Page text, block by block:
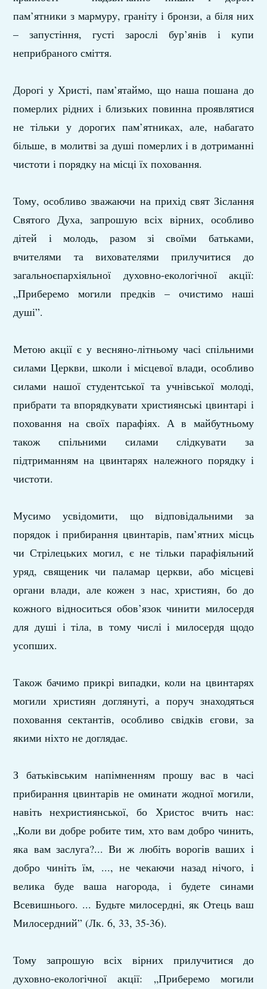
пам’ятники з мармуру, граніту і бронзи, а біля них
– запустіння, густі зарослі бур’янів і купи
неприбраного сміття.
Дорогі у Христі, пам’ятаймо, що наша пошана до
померлих рідних і близьких повинна проявлятися
не тільки у дорогих пам’ятниках, але, набагато
більше, в молитві за душі померлих і в дотриманні
чистоти і порядку на місці їх поховання.
Тому, особливо зважаючи на прихід свят Зіслання
Святого Духа, запрошую всіх вірних, особливо
дітей і молодь, разом зі своїми батьками,
вчителями та вихователями прилучитися до
загальноєпархіяльної духовно-екологічної акції:
„Приберемо могили предків – очистимо наші
душі”.
Метою акції є у весняно-літньому часі спільними
силами Церкви, школи і місцевої влади, особливо
силами нашої студентської та учнівської молоді,
прибрати та впорядкувати християнські цвинтарі і
поховання на своїх парафіях. А в майбутньому
також спільними силами слідкувати за
підтриманням на цвинтарях належного порядку і
чистоти.
Мусимо усвідомити, що відповідальними за
порядок і прибирання цвинтарів, пам’ятних місць
чи Стрілецьких могил, є не тільки парафіяльний
уряд, священик чи паламар церкви, або місцеві
органи влади, але кожен з нас, християн, бо до
кожного відноситься обов’язок чинити милосердя
для душі і тіла, в тому числі і милосердя щодо
усопших.
Також бачимо прикрі випадки, коли на цвинтарях
могили християн доглянуті, а поруч знаходяться
поховання сектантів, особливо свідків єгови, за
якими ніхто не доглядає.
З батьківським напімненням прошу вас в часі
прибирання цвинтарів не оминати жодної могили,
навіть нехристиянської, бо Христос вчить нас:
„Коли ви добре робите тим, хто вам добро чинить,
яка вам заслуга?... Ви ж любіть ворогів ваших і
добро чиніть їм, ..., не чекаючи назад нічого, і
велика буде ваша нагорода, і будете синами
Всевишнього. ... Будьте милосердні, як Отець ваш
Милосердний” (Лк. 6, 33, 35-36).
Тому запрошую всіх вірних прилучитися до
духовно-екологічної акції: „Приберемо могили